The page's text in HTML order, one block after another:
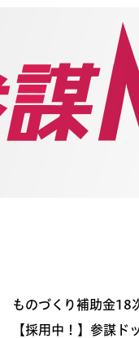
ものづくり補助金18
【採用中！】参謀ド